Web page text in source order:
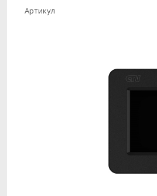
Артикул